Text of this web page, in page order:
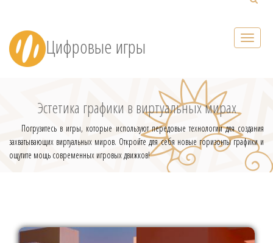
Цифровые игры
Эстетика графики в виртуальных мирах
Погрузитесь в игры, которые используют передовые технологии для создания
захватывающих виртуальных миров. Откройте для себя новые горизонты графики и
ощутите мощь современных игровых движков!